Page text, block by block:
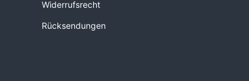
Widerrufsrecht
Rücksendungen